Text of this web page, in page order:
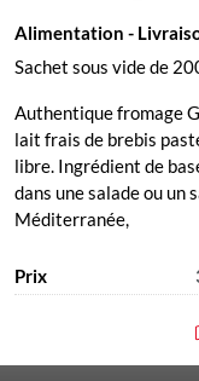
Alimentation -
Sachet sous vide de
Authentique fromage
lait frais de brebis
libre. Ingrédient de
dans une salade ou un
Méditerranée,
Prix